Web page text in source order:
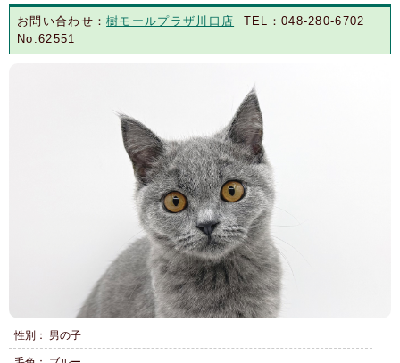
お問い合わせ：樹モールプラザ川口店 TEL：048-280-6702
No.62551
性別： 男の子